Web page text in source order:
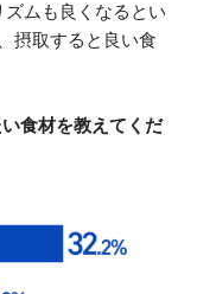
ムも良くなるとい
摂取すると良い食
食材を教えてくだ